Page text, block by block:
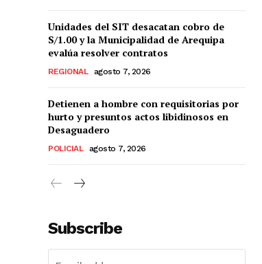
Unidades del SIT desacatan cobro de
S/1.00 y la Municipalidad de Arequipa
evalúa resolver contratos
REGIONAL agosto 7, 2026
Detienen a hombre con requisitorias por
hurto y presuntos actos libidinosos en
Desaguadero
POLICIAL agosto 7, 2026
Subscribe